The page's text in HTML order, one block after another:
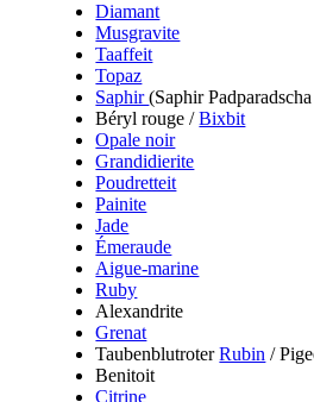
Diamant
Musgravite
Taaffeit
Topaz
Saphir(Saphir
Béryl rouge /Bixbit
Opale noir
Grandidierite
Poudretteit
Painite
Jade
Émeraude
Aigue-marine
Ruby
Alexandrite
Grenat
TaubenblutroterRubin /
Benitoit
Citrine